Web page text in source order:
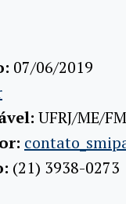
07/06/2019
UFRJ/ME/
(21) 3938-0273